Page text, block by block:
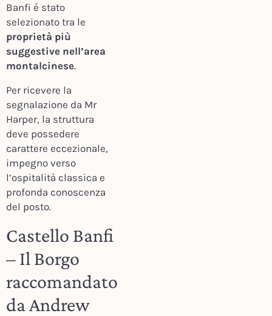
Banfi é stato
selezionato tra le
proprietà più
suggestive nell’area
montalcinese.
Per ricevere la
segnalazione da Mr
Harper, la struttura
deve possedere
carattere eccezionale,
impegno verso
l’ospitalità classica e
profonda conoscenza
del posto.
Castello Banfi
– Il Borgo
raccomandato
da Andrew